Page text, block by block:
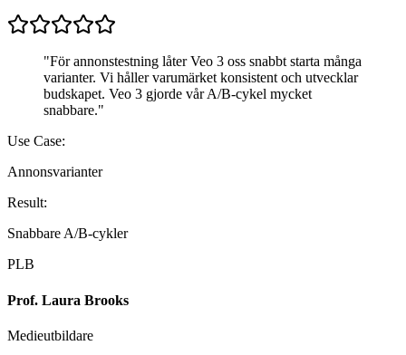
"För annonstestning låter Veo 3 oss snabbt starta många
varianter. Vi håller varumärket konsistent och utvecklar
budskapet. Veo 3 gjorde vår A/B-cykel mycket
snabbare."
Use Case:
Annonsvarianter
Result:
Snabbare A/B-cykler
PLB
Prof. Laura Brooks
Medieutbildare